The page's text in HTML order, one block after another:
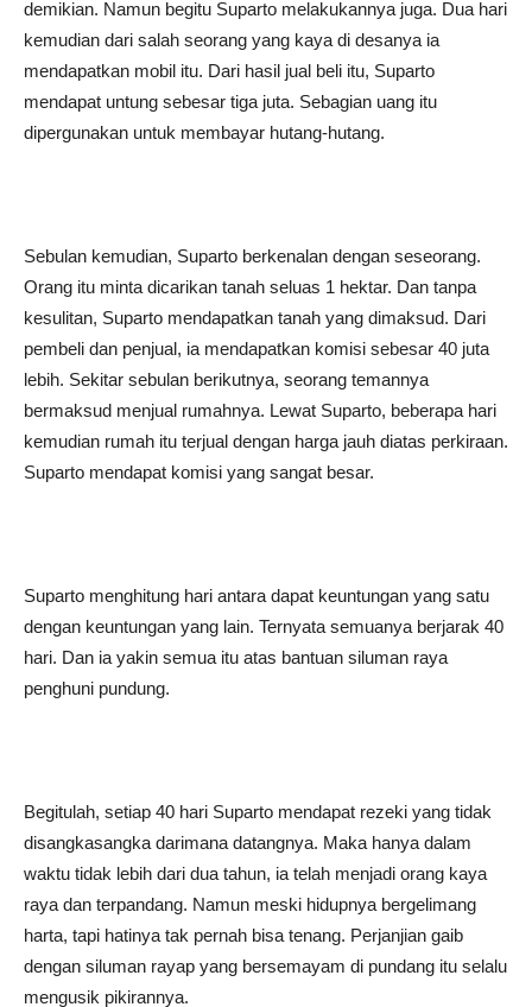
demikian. Namun begitu Suparto melakukannya juga. Dua hari
kemudian dari salah seorang yang kaya di desanya ia
mendapatkan mobil itu. Dari hasil jual beli itu, Suparto
mendapat untung sebesar tiga juta. Sebagian uang itu
dipergunakan untuk membayar hutang-hutang.
Sebulan kemudian, Suparto berkenalan dengan seseorang.
Orang itu minta dicarikan tanah seluas 1 hektar. Dan tanpa
kesulitan, Suparto mendapatkan tanah yang dimaksud. Dari
pembeli dan penjual, ia mendapatkan komisi sebesar 40 juta
lebih. Sekitar sebulan berikutnya, seorang temannya
bermaksud menjual rumahnya. Lewat Suparto, beberapa hari
kemudian rumah itu terjual dengan harga jauh diatas perkiraan.
Suparto mendapat komisi yang sangat besar.
Suparto menghitung hari antara dapat keuntungan yang satu
dengan keuntungan yang lain. Ternyata semuanya berjarak 40
hari. Dan ia yakin semua itu atas bantuan siluman raya
penghuni pundung.
Begitulah, setiap 40 hari Suparto mendapat rezeki yang tidak
disangkasangka darimana datangnya. Maka hanya dalam
waktu tidak lebih dari dua tahun, ia telah menjadi orang kaya
raya dan terpandang. Namun meski hidupnya bergelimang
harta, tapi hatinya tak pernah bisa tenang. Perjanjian gaib
dengan siluman rayap yang bersemayam di pundang itu selalu
mengusik pikirannya.